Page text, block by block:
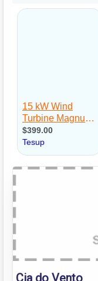
Cia do Vento